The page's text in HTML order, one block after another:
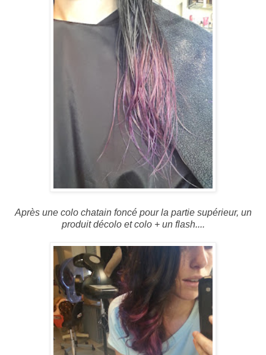
Après une colo chatain foncé pour la partie supérieur, un
produit décolo et colo + un flash....